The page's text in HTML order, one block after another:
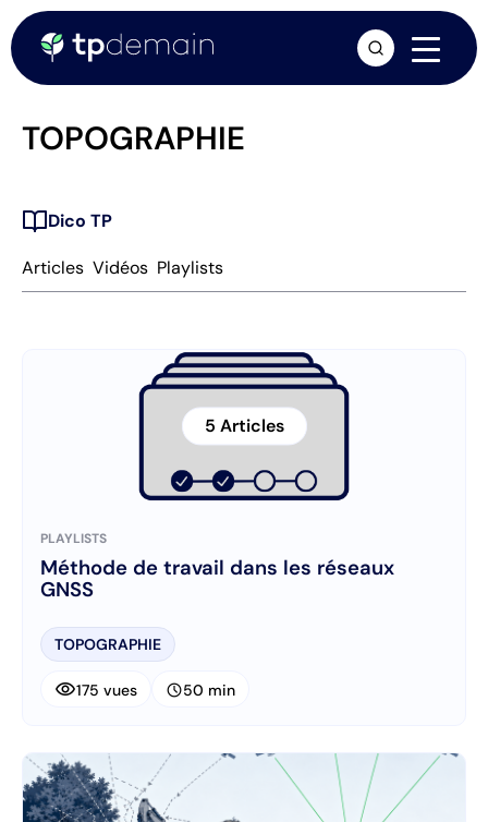
TOPOGRAPHIE
Articles Vidéos Playlists
Dico TP
5 Articles
PLAYLISTS
Méthode de travail dans les réseaux
GNSS
TOPOGRAPHIE
visibility175 vues schedule50 min
arrow_forward